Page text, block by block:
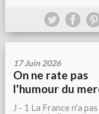
17 Juin 2026
On ne rate pas
l'humour du
J - 1 La France n'a